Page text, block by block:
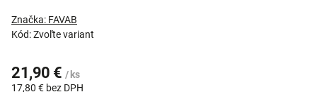
Kód:Zvoľte variant
Značka: FAVAB
21,90 € / ks
17,80 € bez DPH